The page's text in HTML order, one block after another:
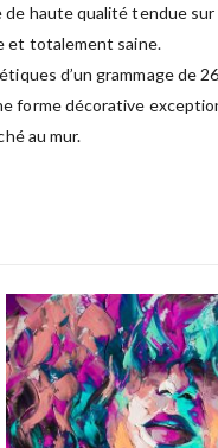
haute qualité tendue
et totalement saine.
d’un grammage
forme décorative
au mur.